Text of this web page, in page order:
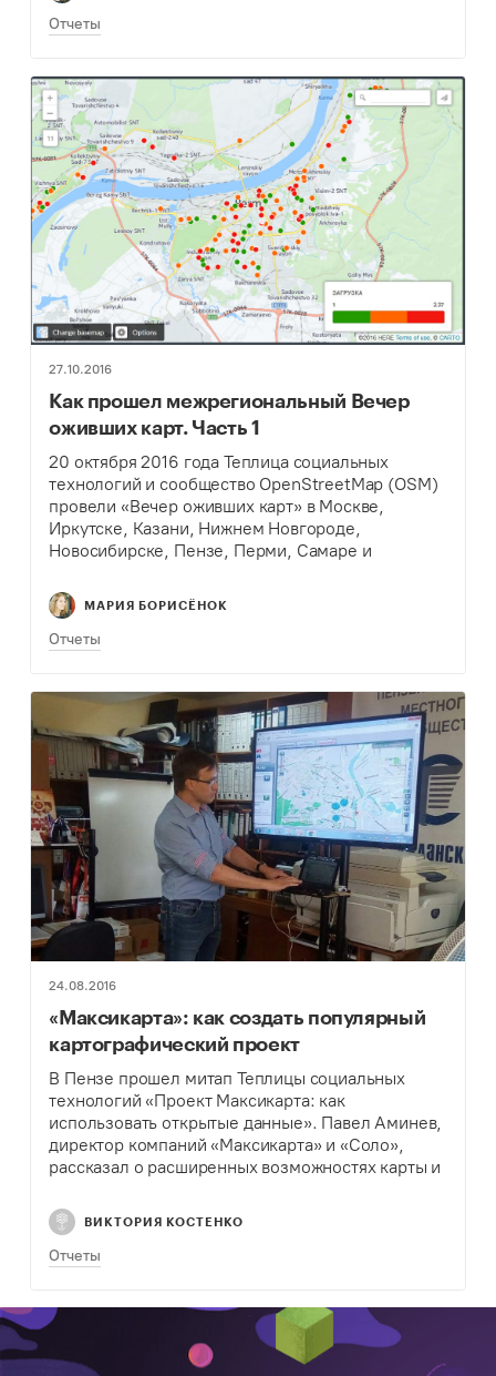
Отчеты
27.10.2016
Как прошел межрегиональный Вечер
оживших карт. Часть 1
20 октября 2016 года Теплица социальных
технологий и сообщество OpenStreetMap (OSM)
провели «Вечер оживших карт» в Москве,
Иркутске, Казани, Нижнем Новгороде,
Новосибирске, Пензе, Перми, Самаре и
«Вечер…» в каждом городе, читайте в
обобщенном отчете наших региональных…
МАРИЯ БОРИСЁНОК
Отчеты
24.08.2016
«Максикарта»: как создать популярный
картографический проект
В Пензе прошел митап Теплицы социальных
технологий «Проект Максикарта: как
использовать открытые данные». Павел Аминев,
директор компаний «Максикарта» и «Соло»,
рассказал о расширенных возможностях карты и
ВИКТОРИЯ КОСТЕНКО
Отчеты